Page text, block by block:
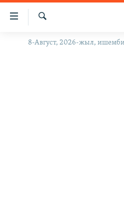
Линктер
Мазмунга
Навигацияга
ЖАҢЫЛЫКТАР
Издөө
8-Август, 2026-жыл,